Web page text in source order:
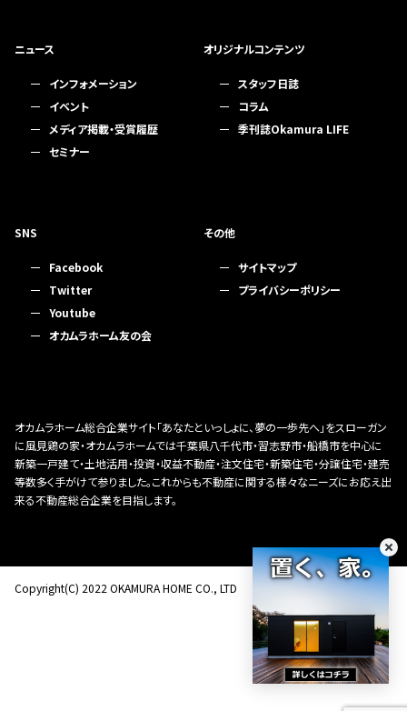
ニュース
インフォメーション
イベント
メディア掲載・受賞履歴
セミナー
オリジナルコンテンツ
スタッフ日誌
コラム
季刊誌Okamura LIFE
SNS
Facebook
Twitter
Youtube
オカムラホーム友の会
その他
サイトマップ
プライバシーポリシー
オカムラホーム総合企業サイト「あなたといっしょに、夢の一歩先へ」をスローガン
に風見鶏の家・オカムラホームでは千葉県八千代市・習志野市・船橋市を中心に
新築一戸建て・土地活用・投資・収益不動産・注文住宅・新築住宅・分譲住宅・建売
等数多く手がけて参りました。これからも不動産に関する様々なニーズにお応え出
来る不動産総合企業を目指します。
Copyright(C) 2022 OKAMURA HOME CO., LTD